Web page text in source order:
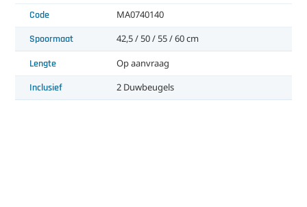
Code MA0740140
Spoormaat 42,5 / 50 / 55 / 60 cm
Lengte Op aanvraag
Inclusief 2 Duwbeugels